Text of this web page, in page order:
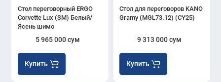
Стол переговорный ERGO
Corvette Lux (SM) Белый/
Ясень шимо
5 965 000 сум
Купить
Стол для переговоров KANO
Gramy (MGL73.12) (CY25)
9 313 000 сум
Купить